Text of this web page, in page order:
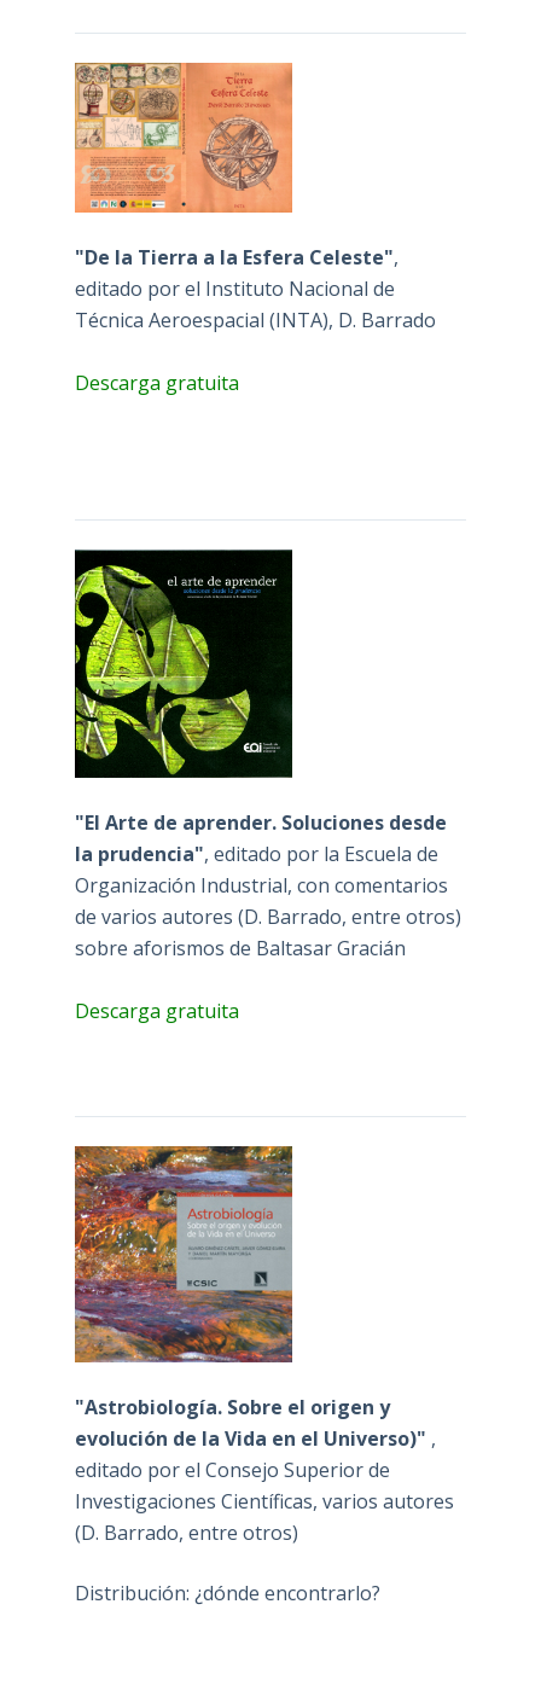
"De la Tierra a la Esfera Celeste",
editado por el Instituto Nacional de
Técnica Aeroespacial (INTA), D. Barrado
Descarga gratuita
"El Arte de aprender. Soluciones desde
la prudencia", editado por la Escuela de
Organización Industrial, con comentarios
de varios autores (D. Barrado, entre otros)
sobre aforismos de Baltasar Gracián
Descarga gratuita
"Astrobiología. Sobre el origen y
evolución de la Vida en el Universo)" ,
editado por el Consejo Superior de
Investigaciones Científicas, varios autores
(D. Barrado, entre otros)
Distribución: ¿dónde encontrarlo?